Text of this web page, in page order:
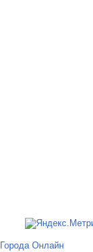
Города Онлайн